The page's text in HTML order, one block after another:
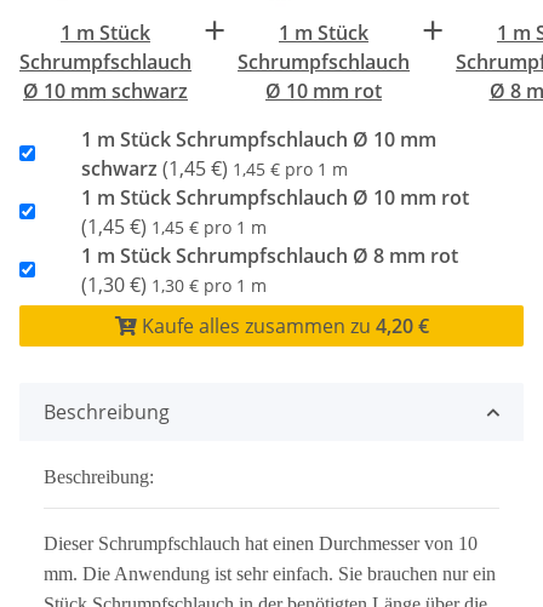
1 m Stück
Schrumpfschlauch
Ø 10 mm schwarz
+
1 m Stück
Schrumpfschlauch
Ø 10 mm rot
+
1 m
Ø 8
1 m Stück Schrumpfschlauch Ø 10 mm
schwarz (1,45 €) 1,45 € pro 1 m
1 m Stück Schrumpfschlauch Ø 10 mm rot
(1,45 €) 1,45 € pro 1 m
1 m Stück Schrumpfschlauch Ø 8 mm rot
(1,30 €) 1,30 € pro 1 m
Kaufe alles zusammen zu 4,20 €
Beschreibung
Beschreibung:
Dieser Schrumpfschlauch hat einen Durchmesser von 10
mm. Die Anwendung ist sehr einfach. Sie brauchen nur ein